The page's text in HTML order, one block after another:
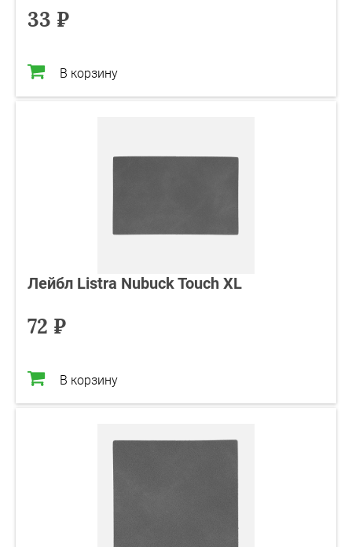
33 ₽
В корзину
Лейбл Listra Nubuck Touch XL
72 ₽
В корзину